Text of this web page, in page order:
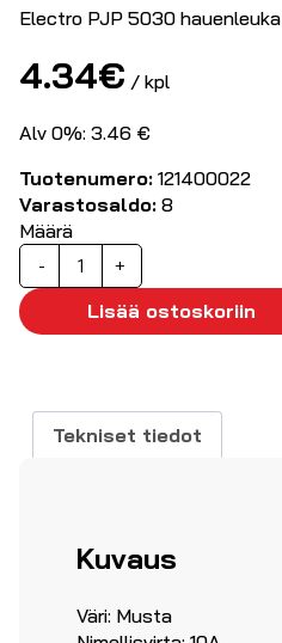
Electro PJP 5030 hauenleuka
4.34€ / kpl
Alv 0%: 3.46 €
Tuotenumero: 121400022
Varastosaldo: 8
Määrä
-
Hauenleuka
punaisella
kumisuojalla
määrä
+
Lisää ostoskoriin
Tekniset tiedot
Kuvaus
Väri: Musta